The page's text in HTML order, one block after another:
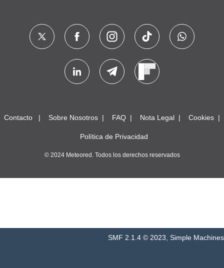
Contacto Sobre Nosotros FAQ Nota Legal Cookies
Política de Privacidad
© 2024 Meteored. Todos los derechos reservados
SMF 2.1.4 © 2023 Simple Machines